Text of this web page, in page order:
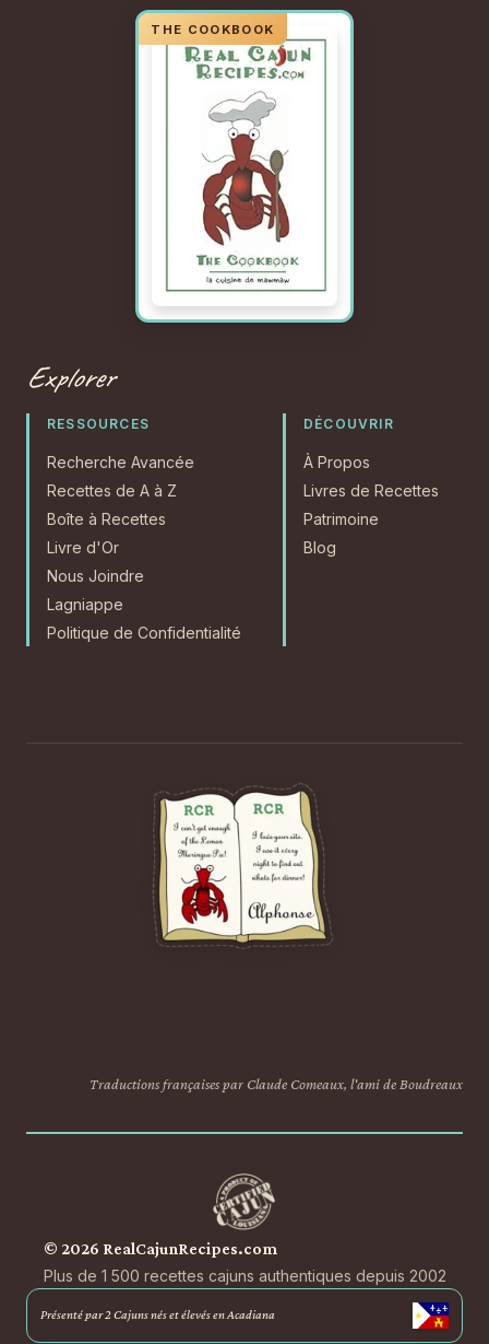
Explorer
RESSOURCES
Recherche Avancée
Recettes de A à Z
Boîte à Recettes
Livre d'Or
Nous Joindre
Lagniappe
Politique de Confidentialité
DÉCOUVRIR
À Propos
Livres de Recettes
Patrimoine
Blog
Traductions françaises par Claude Comeaux, l'ami de Boudreaux
© 2026 RealCajunRecipes.com
Plus de 1 500 recettes cajuns authentiques depuis 2002
Présenté par 2 Cajuns nés et élevés en Acadiana